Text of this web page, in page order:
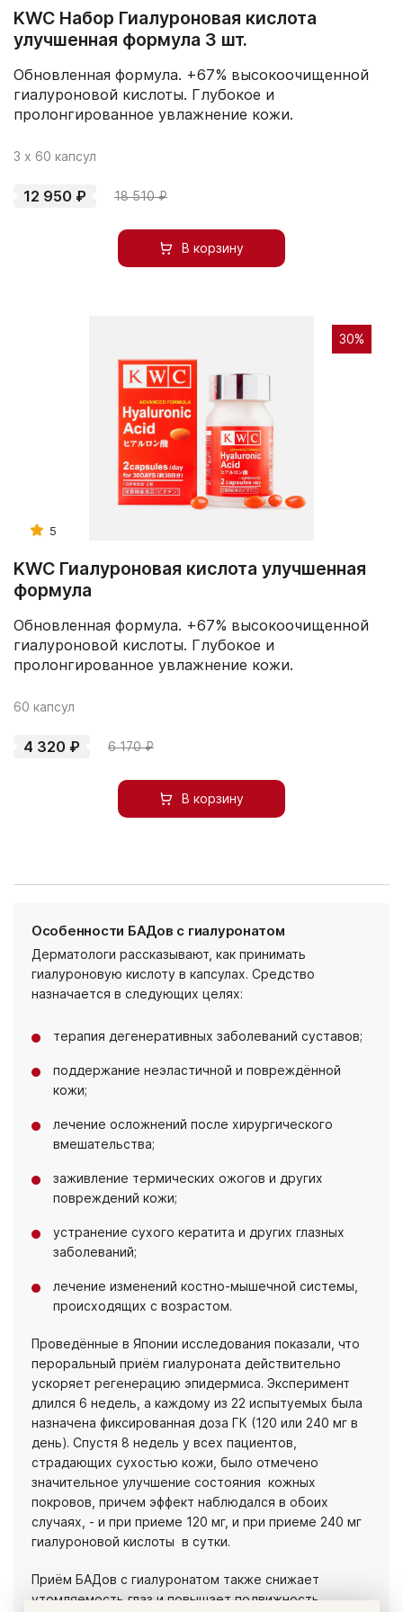
KWC Набор Гиалуроновая кислота
улучшенная формула 3 шт.
Обновленная формула. +67% высокоочищенной
гиалуроновой кислоты. Глубокое и
пролонгированное увлажнение кожи.
3 х 60 капсул
12 950 ₽ 18 510 ₽
В корзину
30%
5
KWC Гиалуроновая кислота улучшенная
формула
Обновленная формула. +67% высокоочищенной
гиалуроновой кислоты. Глубокое и
пролонгированное увлажнение кожи.
60 капсул
4 320 ₽ 6 170 ₽
В корзину
Особенности БАДов с гиалуронатом
Дерматологи рассказывают, как принимать
гиалуроновую кислоту в капсулах. Средство
назначается в следующих целях:
терапия дегенеративных заболеваний суставов;
поддержание неэластичной и повреждённой
кожи;
лечение осложнений после хирургического
вмешательства;
заживление термических ожогов и других
повреждений кожи;
устранение сухого кератита и других глазных
заболеваний;
лечение изменений костно-мышечной системы,
происходящих с возрастом.
Проведённые в Японии исследования показали, что
пероральный приём гиалуроната действительно
ускоряет регенерацию эпидермиса. Эксперимент
длился 6 недель, а каждому из 22 испытуемых была
назначена фиксированная доза ГК (120 или 240 мг в
день). Спустя 8 недель у всех пациентов,
страдающих сухостью кожи, было отмечено
значительное улучшение состояния кожных
покровов, причем эффект наблюдался в обоих
случаях, - и при приеме 120 мг, и при приеме 240 мг
гиалуроновой кислоты в сутки.
Приём БАДов с гиалуронатом также снижает
утомляемость глаз и повышает подвижность